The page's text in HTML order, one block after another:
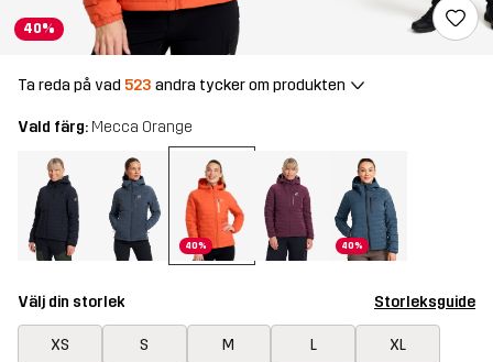
40%
Ta reda på vad 523 andra tycker om produkten
Vald färg: Mecca Orange
40% 40%
Välj din storlek Storleksguide
XS S M L XL